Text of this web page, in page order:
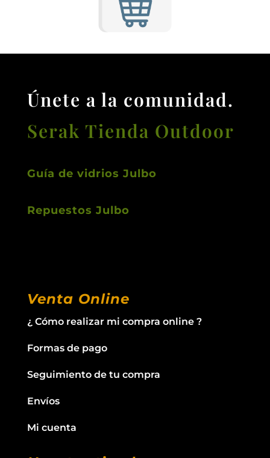
Únete a la comunidad.
Serak Tienda Outdoor
Guía de vidrios Julbo
Repuestos Julbo
Venta Online
¿ Cómo realizar mi compra online ?
Formas de pago
Seguimiento de tu compra
Envíos
Mi cuenta